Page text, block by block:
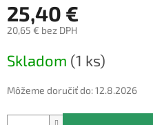
25,40 €
20,65 € bez DPH
cena:
Skladom (1 ks)
Môžeme doručiť do:12.8.2026